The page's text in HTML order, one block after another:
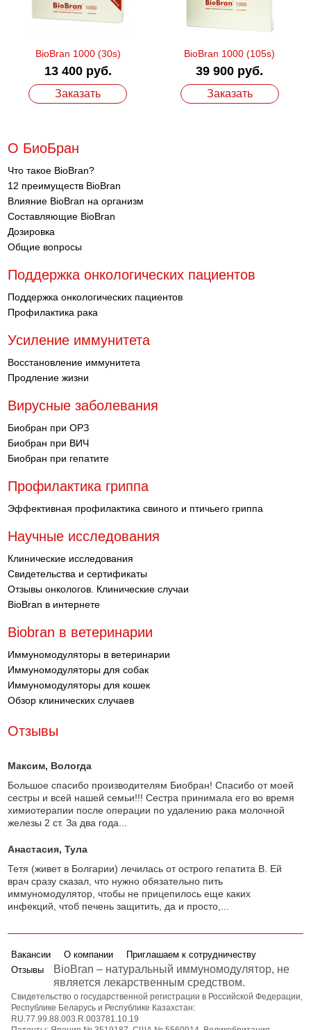
BioBran 1000 (30s)
13 400 руб.
Заказать
BioBran 1000 (105s)
39 900 руб.
Заказать
О БиоБран
Что такое BioBran?
12 преимуществ BioBran
Влияние BioBran на организм
Составляющие BioBran
Дозировка
Общие вопросы
Поддержка онкологических пациентов
Поддержка онкологических пациентов
Профилактика рака
Усиление иммунитета
Восстановление иммунитета
Продление жизни
Вирусные заболевания
Биобран при ОРЗ
Биобран при ВИЧ
Биобран при гепатите
Профилактика гриппа
Эффективная профилактика свиного и птичьего гриппа
Научные исследования
Клинические исследования
Свидетельства и сертификаты
Отзывы онкологов. Клинические случаи
BioBran в интернете
Biobran в ветеринарии
Иммуномодуляторы в ветеринарии
Иммуномодуляторы для собак
Иммуномодуляторы для кошек
Обзор клинических случаев
Отзывы
Максим, Вологда
Большое спасибо производителям Биобран! Спасибо от моей
сестры и всей нашей семьи!!! Сестра принимала его во время
химиотерапии после операции по удалению рака молочной
железы 2 ст. За два года...
Анастасия, Тула
Тетя (живет в Болгарии) лечилась от острого гепатита В. Ей
врач сразу сказал, что нужно обязательно пить
иммуномодулятор, чтобы не прицепилось еще каких
инфекций, чтоб печень защитить, да и просто,...
Вакансии О компании
Приглашаем к сотрудничеству
Отзывы
BioBran – натуральный иммуномодулятор, не
является лекарственным средством.
Свидетельство о государственной регистрации в Российской Федерации,
Республике Беларусь и Республике Казахстан:
RU.77.99.88.003.R.003781.10.19